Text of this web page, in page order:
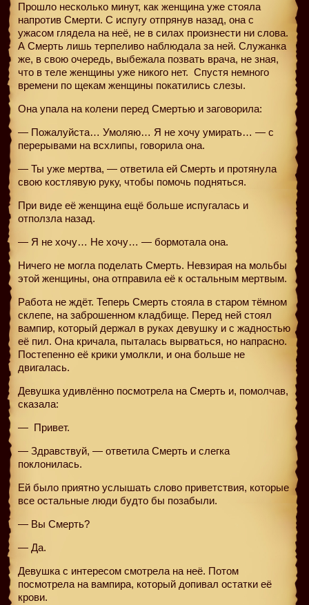
Прошло несколько минут, как женщина уже стояла
напротив Смерти. С испугу отпрянув назад, она с
ужасом глядела на неё, не в силах произнести ни слова.
А Смерть лишь терпеливо наблюдала за ней. Служанка
же, в свою очередь, выбежала позвать врача, не зная,
что в теле женщины уже никого нет. Спустя немного
времени по щекам женщины покатились слезы.
Она упала на колени перед Смертью и заговорила:
— Пожалуйста… Умоляю… Я не хочу умирать… — с
перерывами на всхлипы, говорила она.
— Ты уже мертва, — ответила ей Смерть и протянула
свою костлявую руку, чтобы помочь подняться.
При виде её женщина ещё больше испугалась и
отползла назад.
— Я не хочу… Не хочу… — бормотала она.
Ничего не могла поделать Смерть. Невзирая на мольбы
этой женщины, она отправила её к остальным мертвым.
Работа не ждёт. Теперь Смерть стояла в старом тёмном
склепе, на заброшенном кладбище. Перед ней стоял
вампир, который держал в руках девушку и с жадностью
её пил. Она кричала, пыталась вырваться, но напрасно.
Постепенно её крики умолкли, и она больше не
двигалась.
Девушка удивлённо посмотрела на Смерть и, помолчав,
сказала:
— Привет.
— Здравствуй, — ответила Смерть и слегка
поклонилась.
Ей было приятно услышать слово приветствия, которые
все остальные люди будто бы позабыли.
— Вы Смерть?
— Да.
Девушка с интересом смотрела на неё. Потом
посмотрела на вампира, который допивал остатки её
крови.